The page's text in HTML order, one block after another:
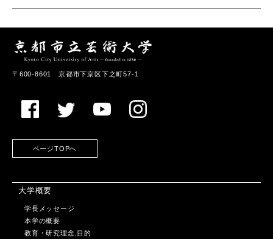
〒600-8601 京都市下京区下之町57-1
ページTOPへ
大学概要
学長メッセージ
本学の概要
教育・研究理念,目的